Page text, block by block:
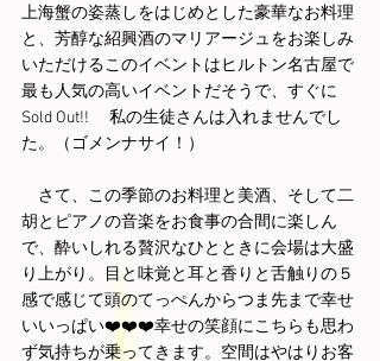
上海蟹の姿蒸しをはじめとした豪華なお料理
と、芳醇な紹興酒のマリアージュをお楽しみ
いただけるこのイベントはヒルトン名古屋で
最も人気の高いイベントだそうで、すぐに
Sold Out!! 　私の生徒さんは入れませんでし
た。（ゴメンナサイ！）
さて、この季節のお料理と美酒、そして二
胡とピアノの音楽をお食事の合間に楽しん
で、酔いしれる贅沢なひとときに会場は大盛
り上がり。目と味覚と耳と香りと舌触りの５
感で感じて頭のてっぺんからつま先まで幸せ
いいっぱい❤️❤️❤️幸せの笑顔にこちらも思わ
ず気持ちが乗ってきます。空間はやはりお客